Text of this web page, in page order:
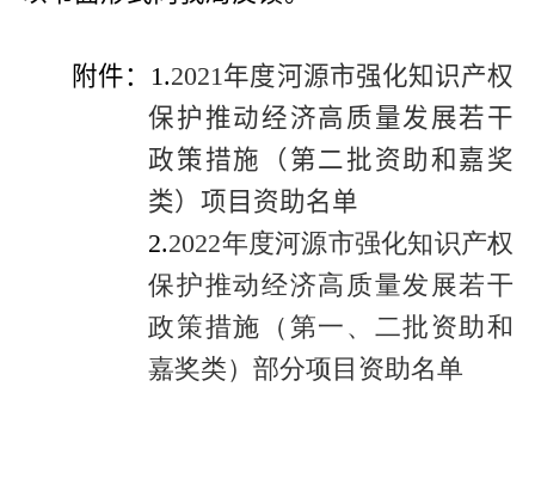
附件： 1.2021年度河源市强化知识产权
保护推动经济高质量发展若干
政策措施（第二批资助和嘉奖
类）项目资助名单
2.2022年度河源市强化知识产权
保护推动经济高质量发展若干
政策措施（第一、二批资助和
嘉奖类）部分项目资助名单